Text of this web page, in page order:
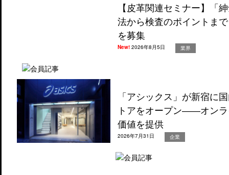
【皮革関連セミナー】「
法から検査のポイントま
を募集
New!2026年8月5日 業界
「アシックス」が新宿に
トアをオープン――オン
価値を提供
2026年7月31日 企業